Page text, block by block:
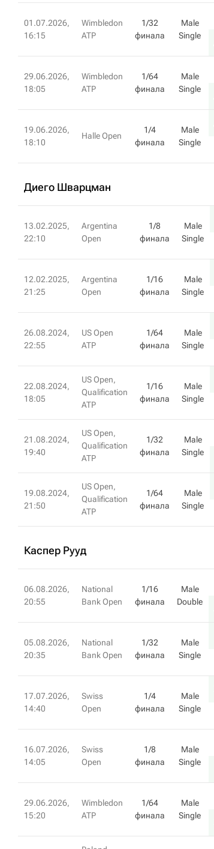
01.07.2026,
16:15
Wimbledon
ATP
1/32
финала
Male
Single
29.06.2026,
18:05
Wimbledon
ATP
1/64
финала
Male
Single
19.06.2026,
18:10
Halle Open
1/4
финала
Male
Single
Диего Шварцман
13.02.2025,
22:10
Argentina
Open
1/8
финала
Male
Single
12.02.2025,
21:25
Argentina
Open
1/16
финала
Male
Single
26.08.2024,
22:55
US Open
ATP
1/64
финала
Male
Single
22.08.2024,
18:05
US Open,
Qualification
ATP
1/16
финала
Male
Single
21.08.2024,
19:40
US Open,
Qualification
ATP
1/32
финала
Male
Single
19.08.2024,
21:50
US Open,
Qualification
ATP
1/64
финала
Male
Single
Каспер Рууд
06.08.2026,
20:55
National
Bank Open
1/16
финала
Male
Double
05.08.2026,
20:35
National
Bank Open
1/32
финала
Male
Single
17.07.2026,
14:40
Swiss
Open
1/4
финала
Male
Single
16.07.2026,
14:05
Swiss
Open
1/8
финала
Male
Single
29.06.2026,
15:20
Wimbledon
ATP
1/64
финала
Male
Single